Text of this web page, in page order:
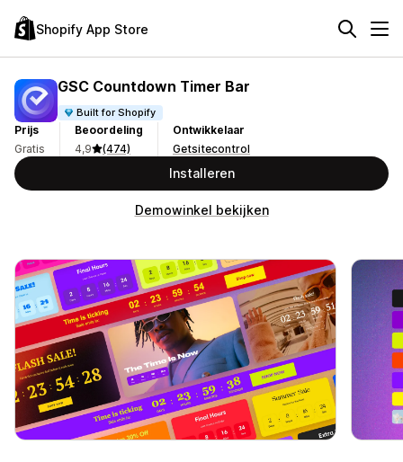
Shopify App Store
GSC Countdown Timer Bar
Built for Shopify
Prijs
Gratis
Beoordeling
4,9
(474)
Ontwikkelaar
Getsitecontrol
Installeren
Demowinkel bekijken